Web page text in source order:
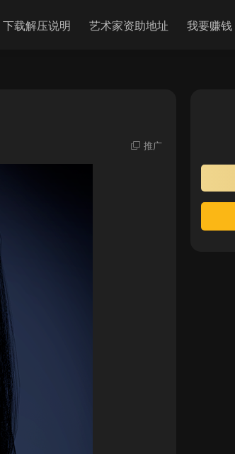
下载解压说明 艺术家资助地址 我要赚钱
推广